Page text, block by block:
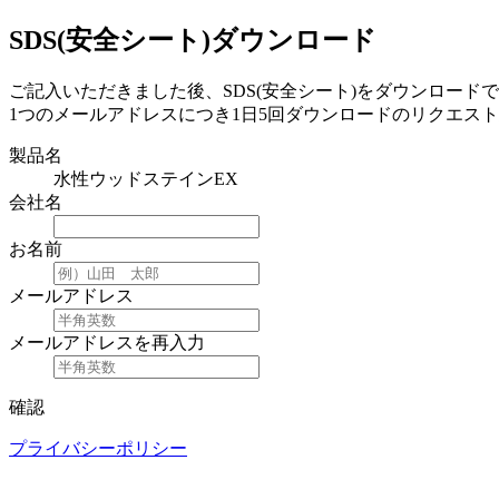
SDS(安全シート)ダウンロード
ご記入いただきました後、SDS(安全シート)をダウンロードで
1つのメールアドレスにつき1日5回ダウンロードのリクエスト
製品名
水性ウッドステインEX
会社名
お名前
メールアドレス
メールアドレスを再入力
確認
プライバシーポリシー